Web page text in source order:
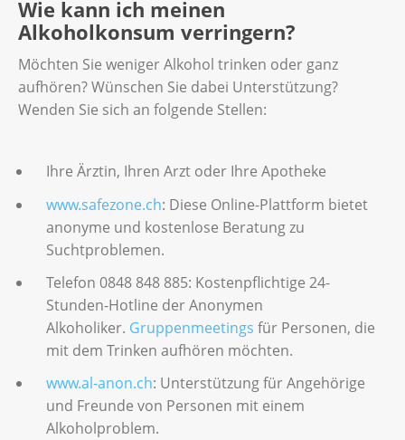
Wie kann ich meinen
Alkoholkonsum verringern?
Möchten Sie weniger Alkohol trinken oder ganz
aufhören? Wünschen Sie dabei Unterstützung?
Wenden Sie sich an folgende Stellen:
Ihre Ärztin, Ihren Arzt oder Ihre Apotheke
www.safezone.ch: Diese Online-Plattform bietet
anonyme und kostenlose Beratung zu
Suchtproblemen.
Telefon 0848 848 885: Kostenpflichtige 24-
Stunden-Hotline der Anonymen
Alkoholiker. Gruppenmeetings für Personen, die
mit dem Trinken aufhören möchten.
www.al-anon.ch: Unterstützung für Angehörige
und Freunde von Personen mit einem
Alkoholproblem.